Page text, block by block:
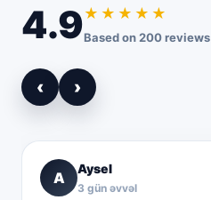
4.9★★★★★
Based on 200 reviews
‹ ›
A
Aysel
3 gün əvvəl